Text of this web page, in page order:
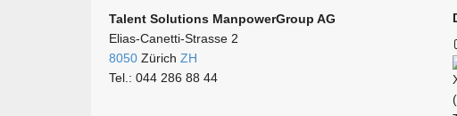
Talent Solutions ManpowerGroup AG
Elias-Canetti-Strasse 2
8050 Zürich ZH
Tel.: 044 286 88 44